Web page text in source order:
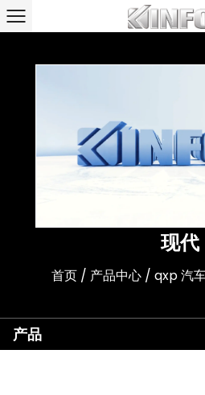
现代
首页/ 产品中心/ qxp 汽
产品